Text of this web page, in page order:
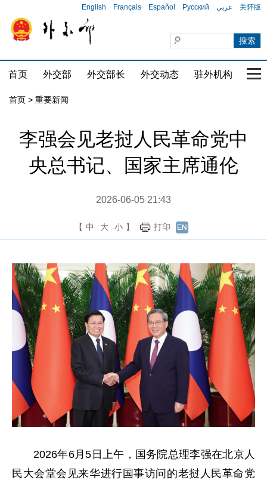
English Français Español Русский عربي 关怀版
首页 外交部 外交部长 外交动态 驻外机构 国
首页 > 重要新闻
李强会见老挝人民革命党中
央总书记、国家主席通伦
2026-06-05 21:43
【 中 大 小 】 打印
2026年6月5日上午，国务院总理李强在北京人
民大会堂会见来华进行国事访问的老挝人民革命党